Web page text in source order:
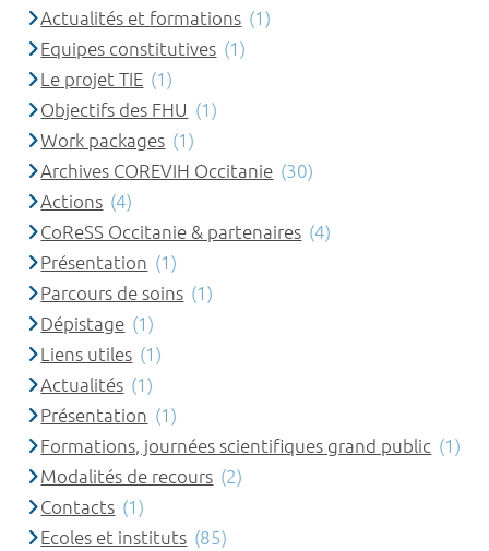
Actualités et formations (1)
Equipes constitutives (1)
Le projet TIE (1)
Objectifs des FHU (1)
Work packages (1)
Archives COREVIH Occitanie (30)
Actions (4)
CoReSS Occitanie & partenaires (4)
Présentation (1)
Parcours de soins (1)
Dépistage (1)
Liens utiles (1)
Actualités (1)
Présentation (1)
Formations, journées scientifiques grand public (1)
Modalités de recours (2)
Contacts (1)
Ecoles et instituts (85)